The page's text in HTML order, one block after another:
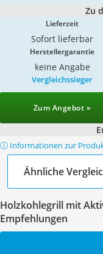
Zu
Lieferzeit
Sofort lieferbar
Herstellergarantie
keine Angabe
Vergleichssieger
Zum Angebot »
ⓘ Informationen zur
Ähnliche
Holzkohlegrill mit
Empfehlungen